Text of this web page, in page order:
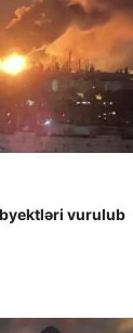
vurulub